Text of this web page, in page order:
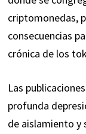
criptomonedas,
consecuencias
crónica de los
Las
profunda
de aislamiento y